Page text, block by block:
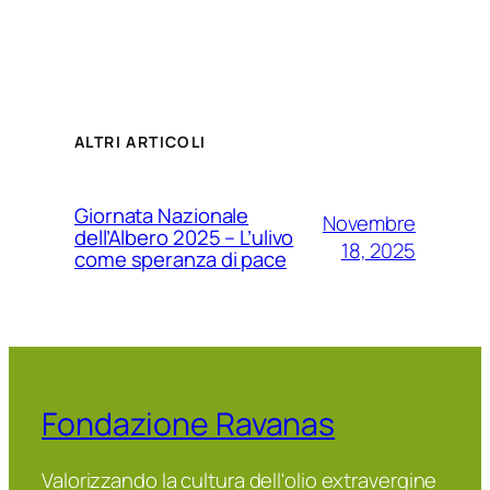
ALTRI ARTICOLI
Giornata Nazionale
dell’Albero 2025 – L’ulivo
come speranza di pace
Novembre
18, 2025
Fondazione Ravanas
Valorizzando la cultura dell'olio extravergine